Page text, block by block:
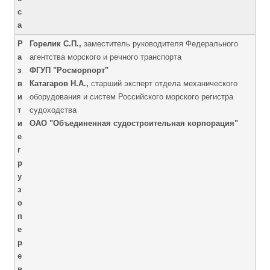
с
а
Р
а
з
в
и
т
и
е
г
р
у
з
о
п
е
р
е
Горелик С.П., заместитель руководителя Федерального
агентства морского и речного транспорта
ФГУП "Росморпорт"
Катагаров Н.А., старший эксперт отдела механического
оборудования и систем Российского морского регистра
судоходства
ОАО "Объединенная судостроительная корпорация"